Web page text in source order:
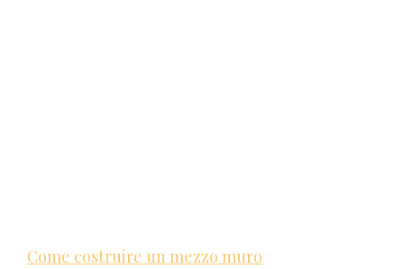
Come costruire un mezzo muro